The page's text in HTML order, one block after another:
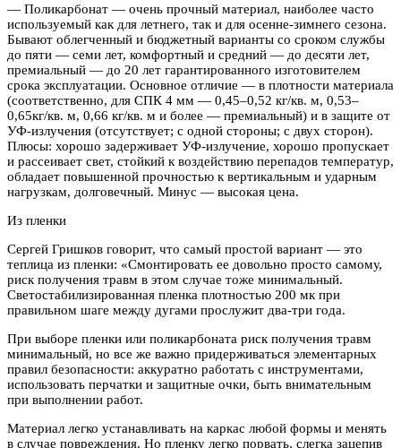
— Поликарбонат — очень прочный материал, наиболее часто
используемый как для летнего, так и для осенне-зимнего сезона.
Бывают облегченный и бюджетный варианты со сроком службы
до пяти — семи лет, комфортный и средний — до десяти лет,
премиальный — до 20 лет гарантированного изготовителем
срока эксплуатации. Основное отличие — в плотности материала
(соответственно, для СПК 4 мм — 0,45–0,52 кг/кв. м, 0,53–
0,65кг/кв. м, 0,66 кг/кв. м и более — премиальный) и в защите от
УФ-излучения (отсутствует; с одной стороны; с двух сторон).
Плюсы: хорошо задерживает УФ-излучение, хорошо пропускает
и рассеивает свет, стойкий к воздействию перепадов температур,
обладает повышенной прочностью к вертикальным и ударным
нагрузкам, долговечный. Минус — высокая цена.
Из пленки
Сергей Гришков говорит, что самый простой вариант — это
теплица из пленки: «Смонтировать ее довольно просто самому,
риск получения травм в этом случае тоже минимальный.
Светостабилизированная пленка плотностью 200 мк при
правильном шаге между дугами прослужит два-три года.
При выборе пленки или поликарбоната риск получения травм
минимальный, но все же важно придерживаться элементарных
правил безопасности: аккуратно работать с инструментами,
использовать перчатки и защитные очки, быть внимательным
при выполнении работ.
Материал легко устанавливать на каркас любой формы и менять
в случае повреждения. Но пленку легко порвать, слегка зацепив